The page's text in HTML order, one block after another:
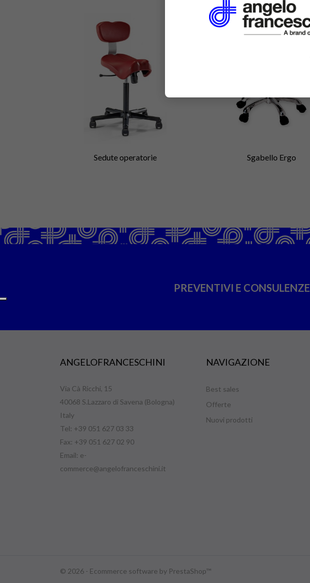
Sedute operatorie Sgabello Ergo
PREVENTIVI E CONSULENZE
ANGELOFRANCESCHINI
Via Cà Ricchi, 15
40068 S.Lazzaro di Savena (Bologna)
Italy
Tel: +39 051 627 03 33
Fax: +39 051 627 02 90
Email: e-
commerce@angelofranceschini.it
NAVIGAZIONE
Best sales
Offerte
Nuovi prodotti
© 2026 - Ecommerce software by PrestaShop™